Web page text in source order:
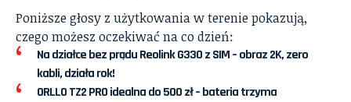
Poniższe głosy z użytkowania w terenie pokazują,
czego możesz oczekiwać na co dzień:
Na działce bez prądu Reolink G330 z SIM – obraz 2K, zero
kabli, działa rok!
ORLLO TZ2 PRO idealna do 500 zł – bateria trzyma